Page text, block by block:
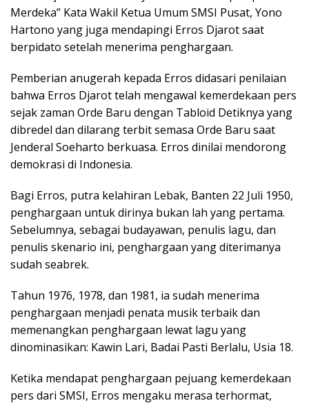
Merdeka” Kata Wakil Ketua Umum SMSI Pusat, Yono
Hartono yang juga mendapingi Erros Djarot saat
berpidato setelah menerima penghargaan.
Pemberian anugerah kepada Erros didasari penilaian
bahwa Erros Djarot telah mengawal kemerdekaan pers
sejak zaman Orde Baru dengan Tabloid Detiknya yang
dibredel dan dilarang terbit semasa Orde Baru saat
Jenderal Soeharto berkuasa. Erros dinilai mendorong
demokrasi di Indonesia.
Bagi Erros, putra kelahiran Lebak, Banten 22 Juli 1950,
penghargaan untuk dirinya bukan lah yang pertama.
Sebelumnya, sebagai budayawan, penulis lagu, dan
penulis skenario ini, penghargaan yang diterimanya
sudah seabrek.
Tahun 1976, 1978, dan 1981, ia sudah menerima
penghargaan menjadi penata musik terbaik dan
memenangkan penghargaan lewat lagu yang
dinominasikan: Kawin Lari, Badai Pasti Berlalu, Usia 18.
Ketika mendapat penghargaan pejuang kemerdekaan
pers dari SMSI, Erros mengaku merasa terhormat,